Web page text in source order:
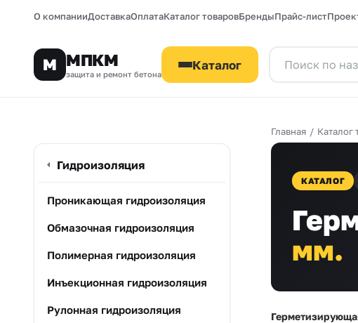
О компанииДоставкаОплатаКаталог товаровБрендыПрайс-лист
М МПКМ
защита и ремонт бетона
Каталог
Гидроизоляция
Проникающая гидроизоляция
Обмазочная гидроизоляция
Полимерная гидроизоляция
Инъекционная гидроизоляция
Рулонная гидроизоляция
Главная / Каталог
КАТАЛОГ
мм.